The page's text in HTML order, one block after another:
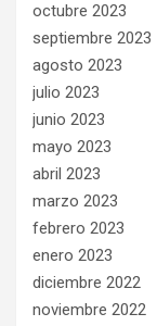
octubre 2023
septiembre 2023
agosto 2023
julio 2023
junio 2023
mayo 2023
abril 2023
marzo 2023
febrero 2023
enero 2023
diciembre 2022
noviembre 2022